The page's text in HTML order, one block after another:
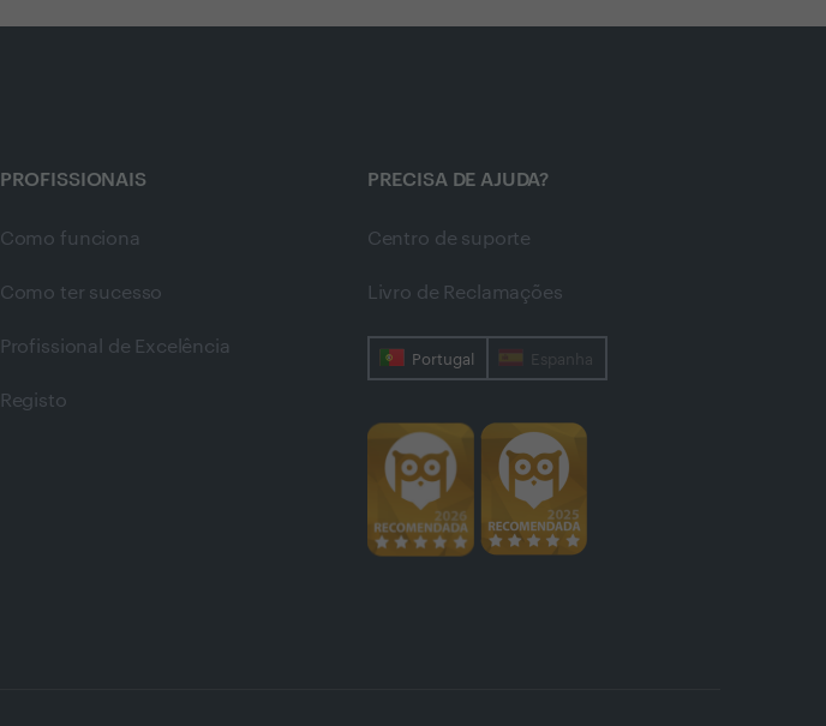
PROFISSIONAIS
Como funciona
Como ter sucesso
Profissional de Excelência
Registo
PRECISA DE AJUDA?
Centro de suporte
Livro de Reclamações
Portugal Espanha